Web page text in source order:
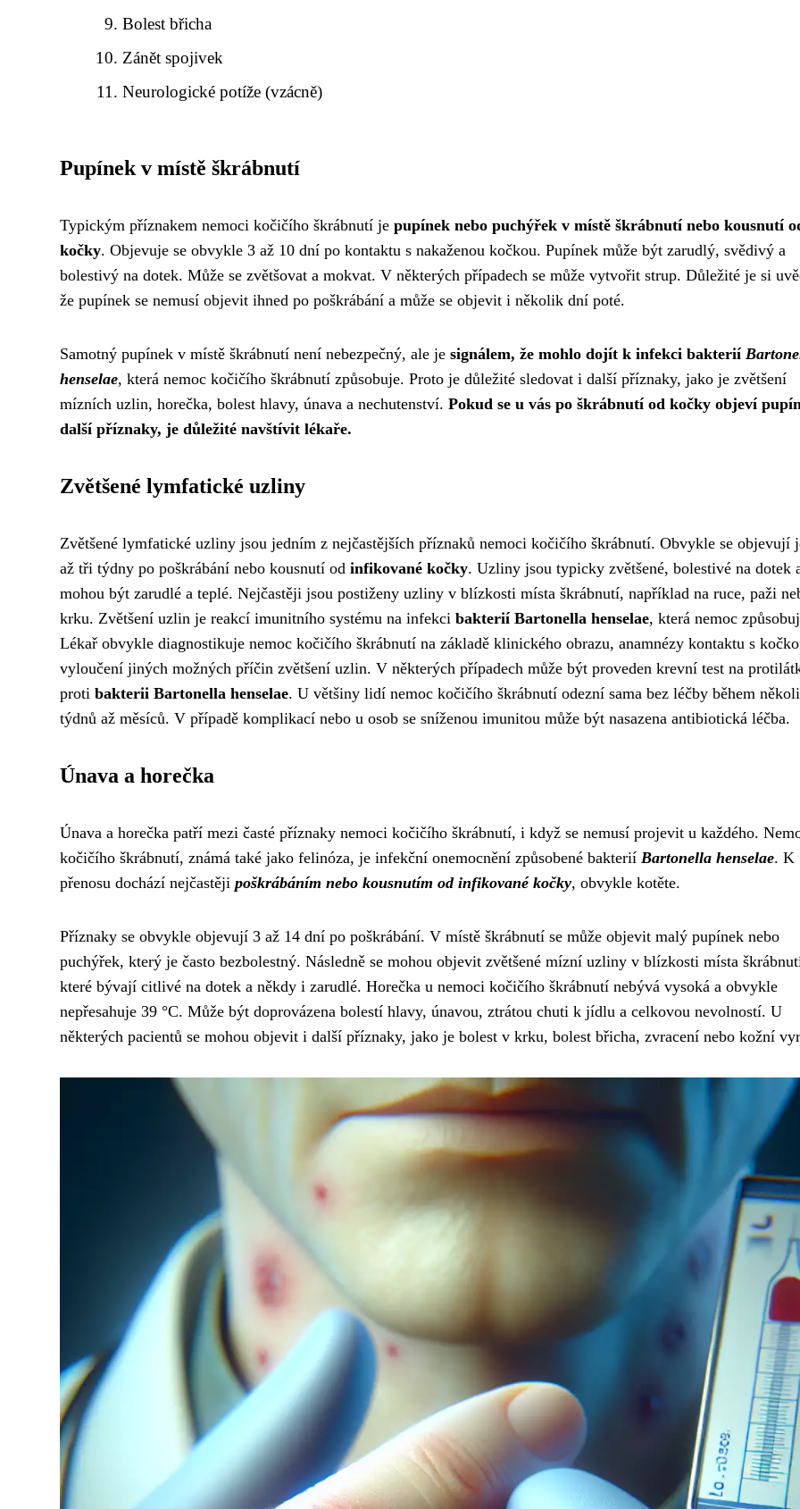
Bolest břicha
Zánět spojivek
Neurologické potíže (vzácně)
Pupínek v místě škrábnutí
Typickým příznakem nemoci kočičího škrábnutí je pupínek nebo puchýřek v místě škrábnutí nebo kousnutí
kočky. Objevuje se obvykle 3 až 10 dní po kontaktu s nakaženou kočkou. Pupínek může být zarudlý, svědivý a
bolestivý na dotek. Může se zvětšovat a mokvat. V některých případech se může vytvořit strup. Důležité je si
že pupínek se nemusí objevit ihned po poškrábání a může se objevit i několik dní poté.
Samotný pupínek v místě škrábnutí není nebezpečný, ale je signálem, že mohlo dojít k infekci bakterií
henselae, která nemoc kočičího škrábnutí způsobuje. Proto je důležité sledovat i další příznaky, jako je zvětšení
mízních uzlin, horečka, bolest hlavy, únava a nechutenství. Pokud se u vás po škrábnutí od kočky objeví
další příznaky, je důležité navštívit lékaře.
Zvětšené lymfatické uzliny
Zvětšené lymfatické uzliny jsou jedním z nejčastějších příznaků nemoci kočičího škrábnutí. Obvykle se objevují
až tři týdny po poškrábání nebo kousnutí od infikované kočky. Uzliny jsou typicky zvětšené, bolestivé na dotek
mohou být zarudlé a teplé. Nejčastěji jsou postiženy uzliny v blízkosti místa škrábnutí, například na ruce, paži
krku. Zvětšení uzlin je reakcí imunitního systému na infekci bakterií Bartonella henselae, která nemoc
Lékař obvykle diagnostikuje nemoc kočičího škrábnutí na základě klinického obrazu, anamnézy kontaktu s
vyloučení jiných možných příčin zvětšení uzlin. V některých případech může být proveden krevní test na
proti bakterii Bartonella henselae. U většiny lidí nemoc kočičího škrábnutí odezní sama bez léčby během
týdnů až měsíců. V případě komplikací nebo u osob se sníženou imunitou může být nasazena antibiotická léčba.
Únava a horečka
Únava a horečka patří mezi časté příznaky nemoci kočičího škrábnutí, i když se nemusí projevit u každého.
kočičího škrábnutí, známá také jako felinóza, je infekční onemocnění způsobené bakterií Bartonella henselae. K
přenosu dochází nejčastěji poškrábáním nebo kousnutím od infikované kočky, obvykle kotěte.
Příznaky se obvykle objevují 3 až 14 dní po poškrábání. V místě škrábnutí se může objevit malý pupínek nebo
puchýřek, který je často bezbolestný. Následně se mohou objevit zvětšené mízní uzliny v blízkosti místa
které bývají citlivé na dotek a někdy i zarudlé. Horečka u nemoci kočičího škrábnutí nebývá vysoká a obvykle
nepřesahuje 39 °C. Může být doprovázena bolestí hlavy, únavou, ztrátou chuti k jídlu a celkovou nevolností. U
některých pacientů se mohou objevit i další příznaky, jako je bolest v krku, bolest břicha, zvracení nebo kožní